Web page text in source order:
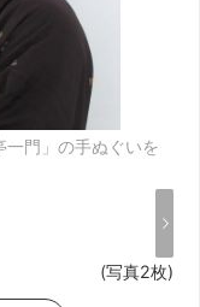
門」の手ぬぐいを
(写真2枚)